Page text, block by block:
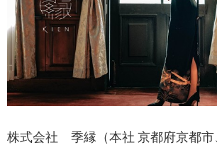
株式会社 季縁（本社 京都府京都市